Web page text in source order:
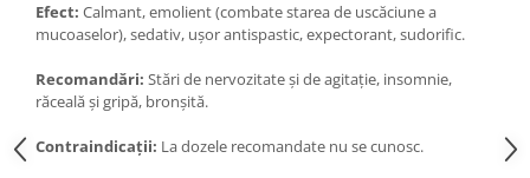
Proteine
Suplimente fitness
Batoane proteice
Pentru antrenament
Mama si copilul
Cafea
Ceaiuri simple
Ceaiuri medicinale compuse
Ceaiuri Maté
Cafea verde
Ulei de Cocos
Efect: Calmant, emolient (combate starea de uscăciune a
mucoaselor), sedativ, uşor antispastic, expectorant, sudorific.
Recomandări: Stări de nervozitate şi de agitaţie, insomnie,
răceală şi gripă, bronşită.
Contraindicaţii: La dozele recomandate nu se cunosc.